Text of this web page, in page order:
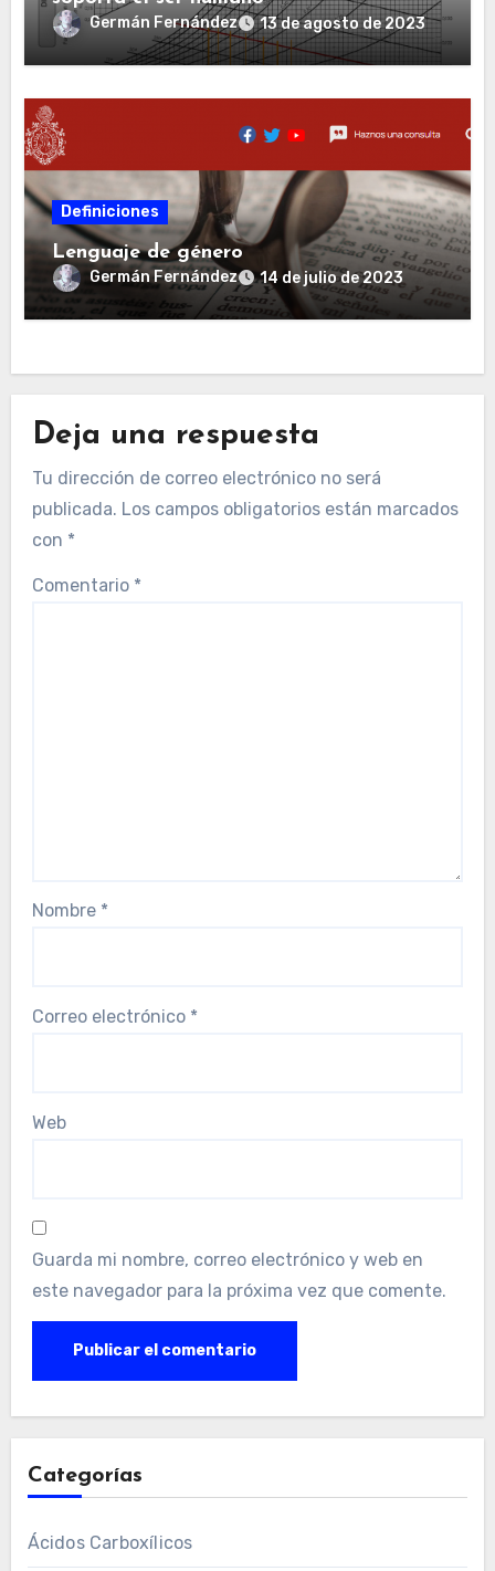
Germán Fernández 13 de agosto de 2023
Definiciones
Lenguaje de género
Germán Fernández 14 de julio de 2023
Deja una respuesta
Tu dirección de correo electrónico no será
publicada. Los campos obligatorios están marcados
con *
Comentario *
Nombre *
Correo electrónico *
Web
Guarda mi nombre, correo electrónico y web en
este navegador para la próxima vez que comente.
Categorías
Ácidos Carboxílicos